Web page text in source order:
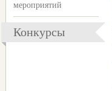
мероприятий
Конкурсы